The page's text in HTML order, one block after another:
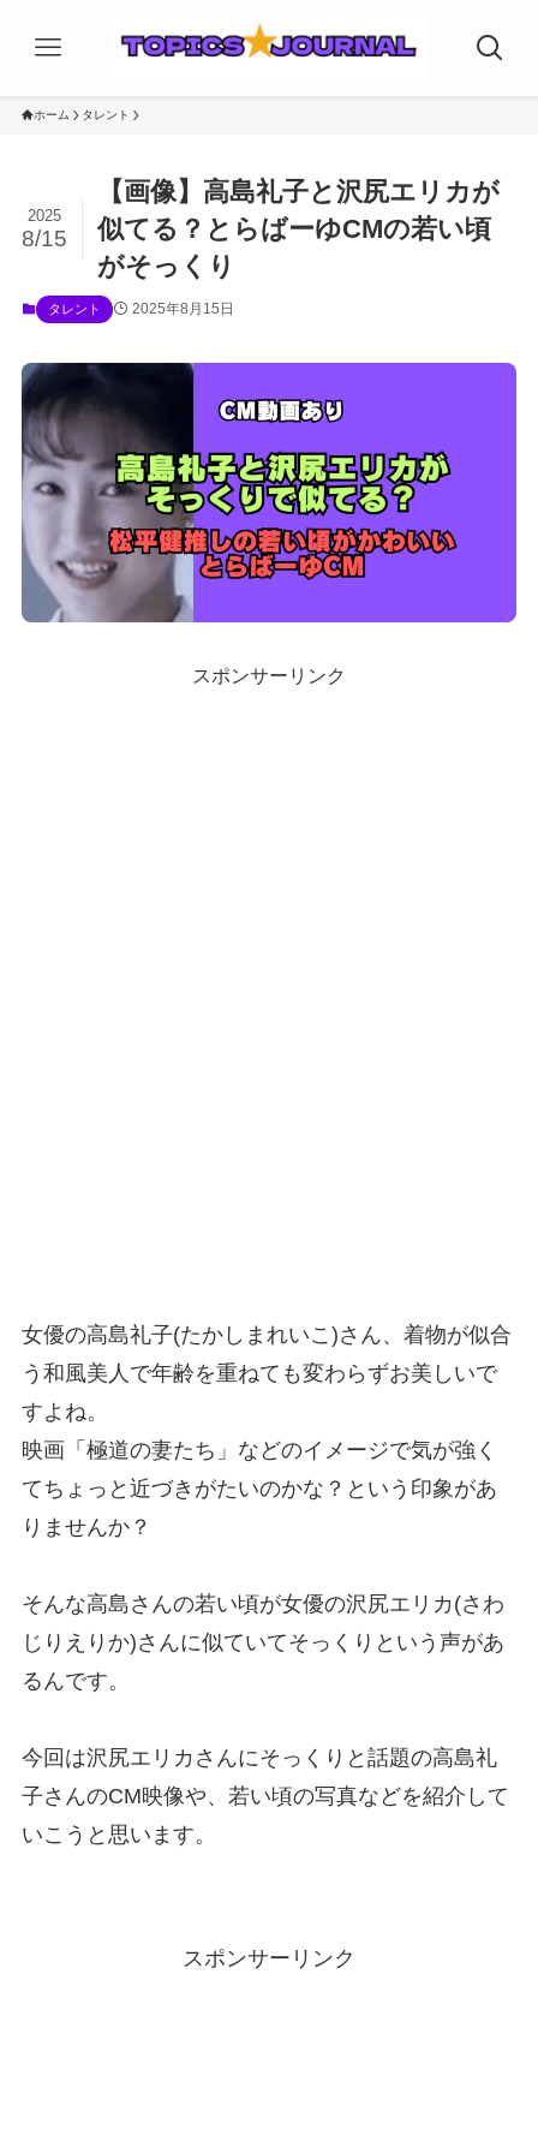
ホーム タレント
【画像】高島礼子と沢尻エリカが
似てる？とらばーゆCMの若い頃
がそっくり
2025
8/15
タレント 2025年8月15日
スポンサーリンク
女優の高島礼子(たかしまれいこ)さん、着物が似合
う和風美人で年齢を重ねても変わらずお美しいで
すよね。
映画「極道の妻たち」などのイメージで気が強く
てちょっと近づきがたいのかな？という印象があ
りませんか？
そんな高島さんの若い頃が女優の沢尻エリカ(さわ
じりえりか)さんに似ていてそっくりという声があ
るんです。
今回は沢尻エリカさんにそっくりと話題の高島礼
子さんのCM映像や、若い頃の写真などを紹介して
いこうと思います。
スポンサーリンク